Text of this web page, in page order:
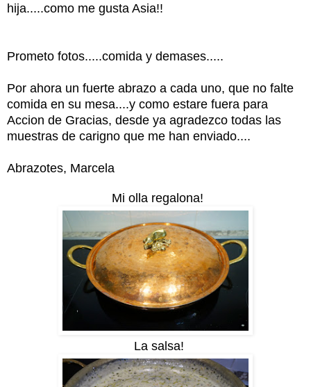
hija.....como me gusta Asia!!
Prometo fotos.....comida y demases.....
Por ahora un fuerte abrazo a cada uno, que no falte
comida en su mesa....y como estare fuera para
Accion de Gracias, desde ya agradezco todas las
muestras de carigno que me han enviado....
Abrazotes, Marcela
Mi olla regalona!
La salsa!